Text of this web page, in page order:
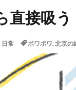
直接吸う
日常 ポワポワ, 北京の